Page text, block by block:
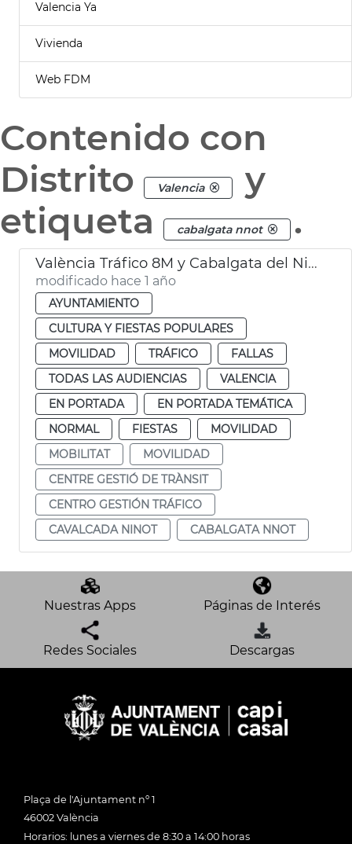
Valencia Ya
Vivienda
Web FDM
Contenido con
Distrito
Valencia
y
etiqueta
cabalgata nnot .
València Tráfico 8M y Cabalgata del Ninot
modificado hace 1 año
AYUNTAMIENTO
CULTURA Y FIESTAS POPULARES
MOVILIDAD
TRÁFICO
FALLAS
TODAS LAS AUDIENCIAS
VALENCIA
EN PORTADA
EN PORTADA TEMÁTICA
NORMAL
FIESTAS
MOVILIDAD
MOBILITAT
MOVILIDAD
CENTRE GESTIÓ DE TRÀNSIT
CENTRO GESTIÓN TRÁFICO
CAVALCADA NINOT
CABALGATA NNOT
Nuestras Apps Páginas de Interés
Redes Sociales Descargas
Plaça de l'Ajuntament nº 1
46002 València
Horarios: lunes a viernes de 8:30 a 14:00 horas